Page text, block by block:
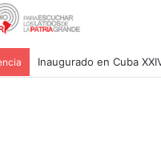
Inaugurado en Cuba